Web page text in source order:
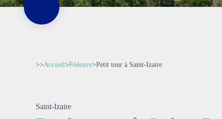
>>Accueil>Pédestre>Petit tour à Saint-Izaire
Saint-Izaire